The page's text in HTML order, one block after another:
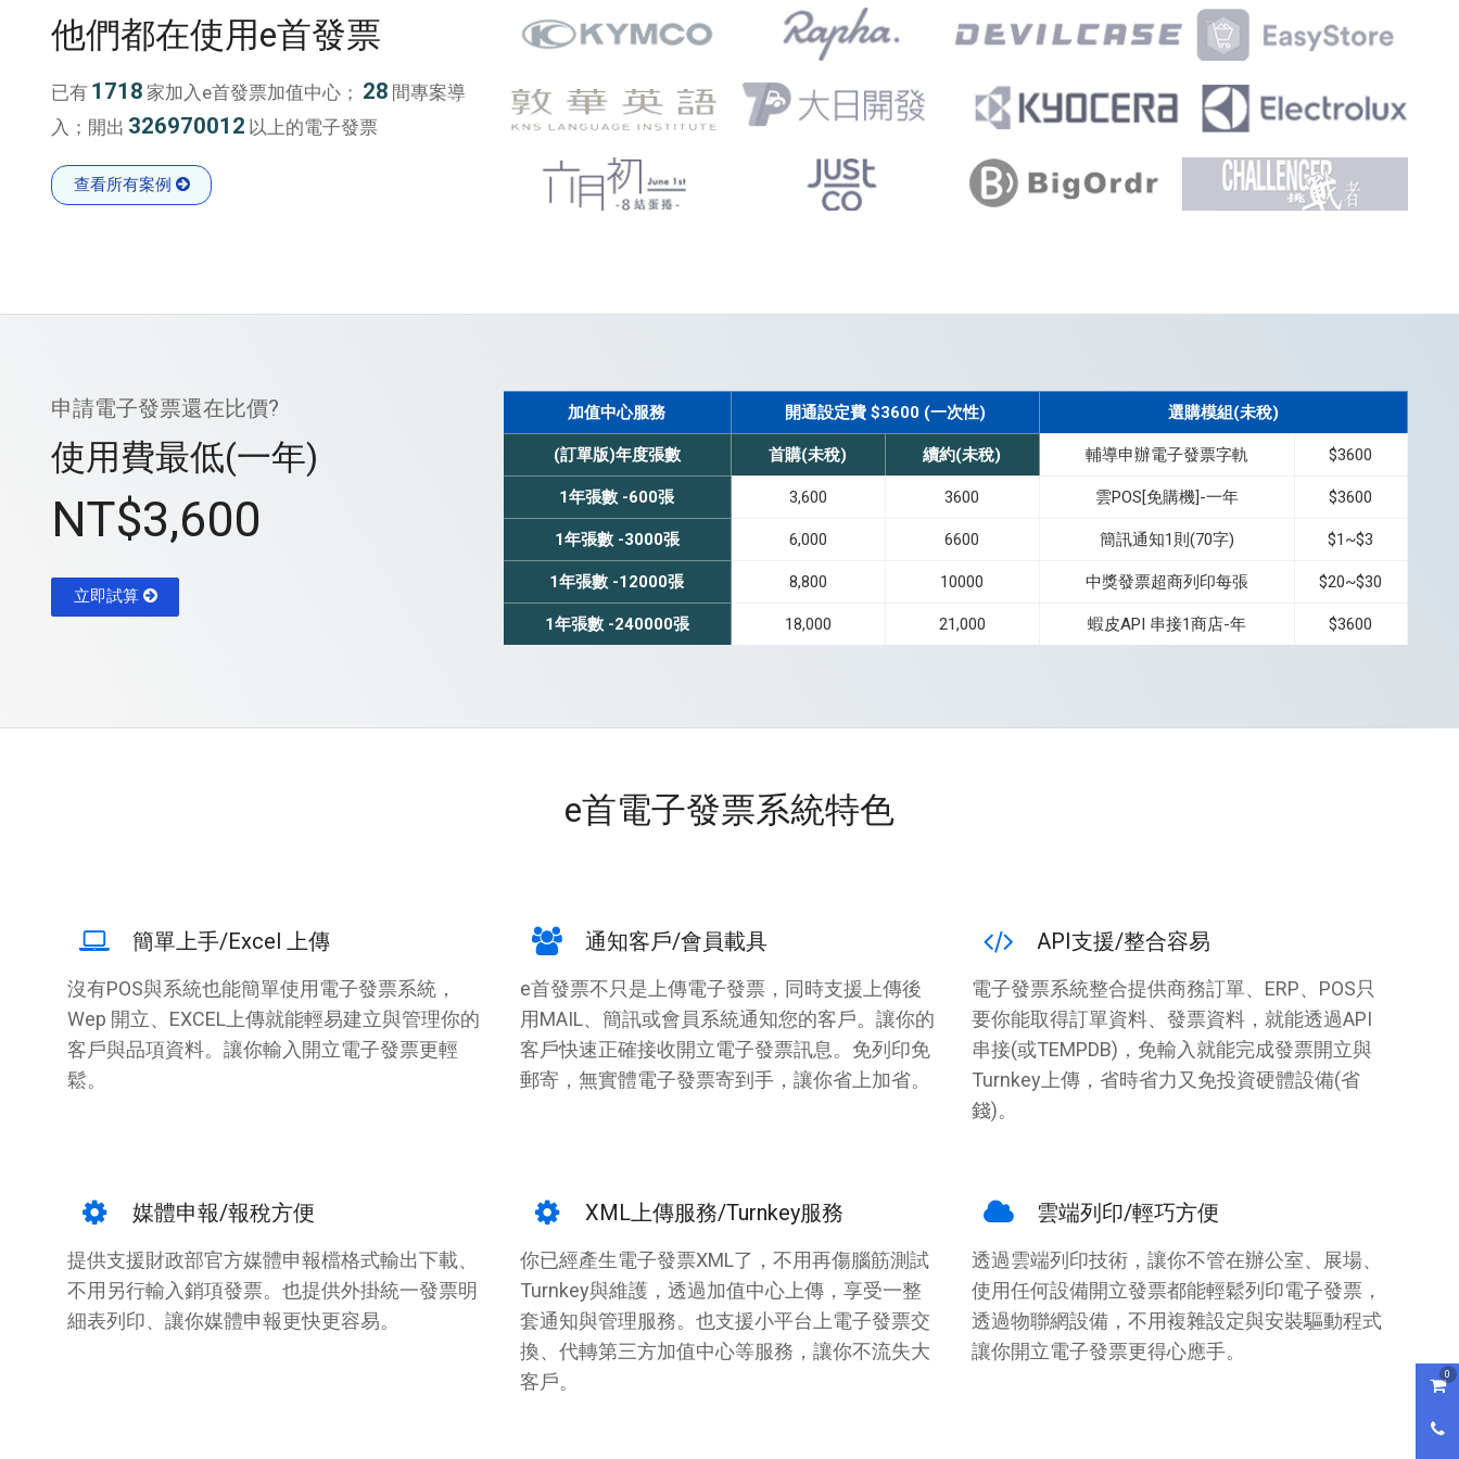
購
0
他們都在使用e首發票
已有 1718 家加入e首發票加值中心； 28 間專案導
入；開出 326970012 以上的電子發票
查看所有案例
申請電子發票還在比價?
使用費最低(一年)
NT$3,600
立即試算
加值中心服務 開通設定費 $3600 (一次性) 選購模組(未稅)
(訂單版)年度張數 首購(未稅) 續約(未稅) 輔導申辦電子發票字軌 $3600
1年張數 -600張 3,600 3600 雲POS[免購機]-一年 $3600
1年張數 -3000張 6,000 6600 簡訊通知1則(70字) $1~$3
1年張數 -12000張 8,800 10000 中獎發票超商列印每張 $20~$30
1年張數 -240000張 18,000 21,000 蝦皮API 串接1商店-年 $3600
e首電子發票系統特色
簡單上手/Excel 上傳
沒有POS與系統也能簡單使用電子發票系統，
Wep 開立、EXCEL上傳就能輕易建立與管理你的
客戶與品項資料。讓你輸入開立電子發票更輕
鬆。
通知客戶/會員載具
e首發票不只是上傳電子發票，同時支援上傳後
用MAIL、簡訊或會員系統通知您的客戶。讓你的
客戶快速正確接收開立電子發票訊息。免列印免
郵寄，無實體電子發票寄到手，讓你省上加省。
API支援/整合容易
電子發票系統整合提供商務訂單、ERP、POS只
要你能取得訂單資料、發票資料，就能透過API
串接(或TEMPDB)，免輸入就能完成發票開立與
Turnkey上傳，省時省力又免投資硬體設備(省
錢)。
媒體申報/報稅方便
提供支援財政部官方媒體申報檔格式輸出下載、
不用另行輸入銷項發票。也提供外掛統一發票明
細表列印、讓你媒體申報更快更容易。
XML上傳服務/Turnkey服務
你已經產生電子發票XML了，不用再傷腦筋測試
Turnkey與維護，透過加值中心上傳，享受一整
套通知與管理服務。也支援小平台上電子發票交
換、代轉第三方加值中心等服務，讓你不流失大
客戶。
雲端列印/輕巧方便
透過雲端列印技術，讓你不管在辦公室、展場、
使用任何設備開立發票都能輕鬆列印電子發票，
透過物聯網設備，不用複雜設定與安裝驅動程式
讓你開立電子發票更得心應手。